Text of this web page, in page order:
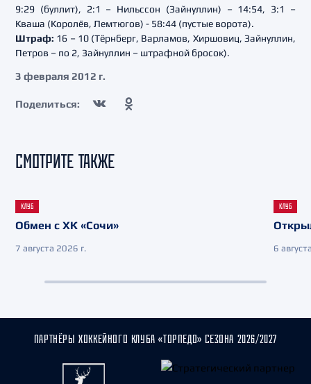
9:29 (буллит), 2:1 – Нильссон (Зайнуллин) – 14:54, 3:1 –
Кваша (Королёв, Лемтюгов) - 58:44 (пустые ворота).
Штраф: 16 – 10 (Тёрнберг, Варламов, Хиршовиц, Зайнуллин,
Петров – по 2, Зайнуллин – штрафной бросок).
3 февраля 2012 г.
Поделиться:
СМОТРИТЕ ТАКЖЕ
КЛУБ
Обмен с ХК «Сочи»
7 августа 2026 г.
КЛУБ
6
ПАРТНЁРЫ ХОККЕЙНОГО КЛУБА «ТОРПЕДО» СЕЗОНА 2026/2027